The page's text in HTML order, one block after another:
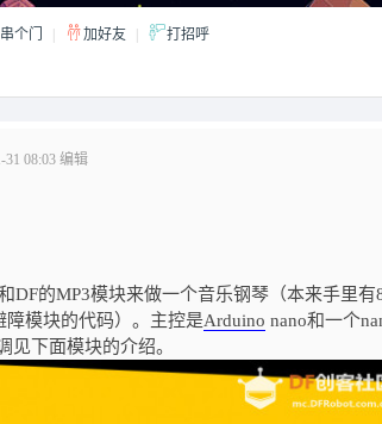
串个门 加好友 打招呼
31 08:03 编辑
DF的MP3模块来做一个音乐钢琴（本来手里有
障模块的代码）。主控是Arduino nano和一个
见下面模块的介绍。